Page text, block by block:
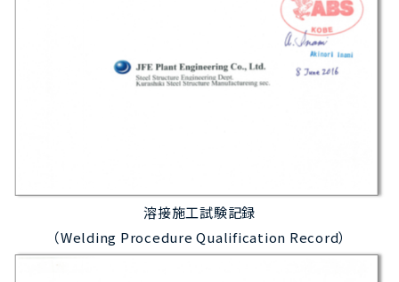
溶接施工試験記録
（Welding Procedure Qualification Record）